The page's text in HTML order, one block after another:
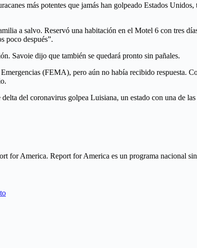
más potentes que jamás han golpeado Estados
a salvo. Reservó una habitación en el Motel 6 con tres
poco después”.
Savoie dijo que también se quedará pronto sin pañales.
(FEMA), pero aún no había recibido respuesta.
del coronavirus golpea Luisiana, un estado con una de
for America. Report for America es un programa nacional